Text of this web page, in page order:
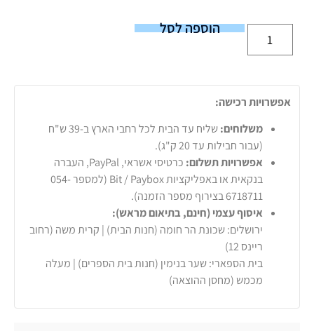
הוספה לסל
אפשרויות רכישה:
משלוחים:
שליח עד הבית לכל רחבי הארץ ב-39 ש"ח
(עבור חבילות עד 20 ק"ג).
אפשרויות תשלום:
כרטיסי אשראי, PayPal, העברה
בנקאית או באפליקציות Bit / Paybox (למספר 054-
6718711 בצירוף מספר הזמנה).
איסוף עצמי (חינם, בתיאום מראש):
ירושלים: שכונת הר חומה (חנות הבית) | קרית משה (רחוב
ריינס 12)
בית הספארי: שער בנימין (חנות בית הספרים) | מעלה
מכמש (מחסן ההוצאה)